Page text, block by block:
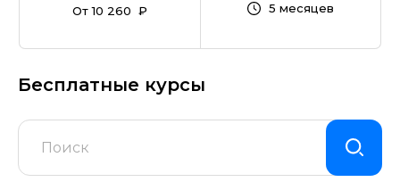
От 10 260 ₽
5 месяцев
Бесплатные курсы